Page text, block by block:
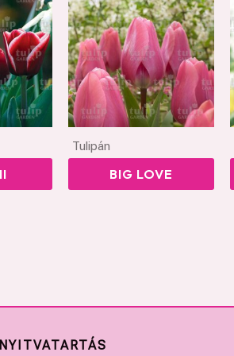
Tulipán
BIG LOVE
NYITVATARTÁS